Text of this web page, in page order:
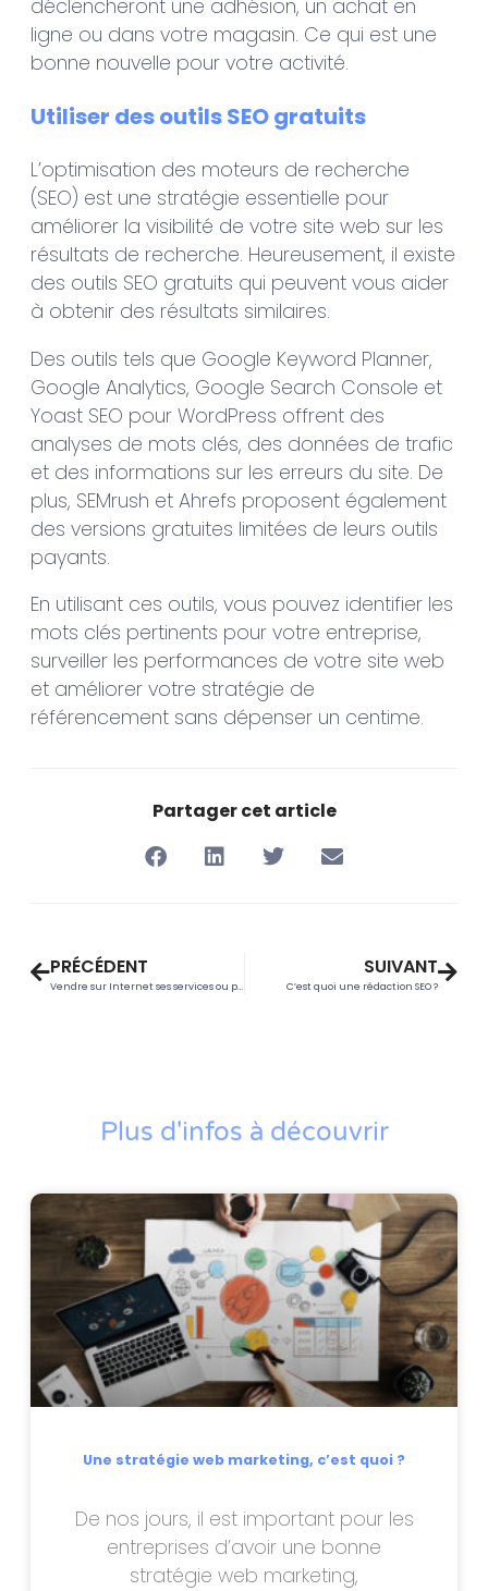
déclencheront une adhésion, un achat en
ligne ou dans votre magasin. Ce qui est une
bonne nouvelle pour votre activité.
Utiliser des outils SEO gratuits
L’optimisation des moteurs de recherche
(SEO) est une stratégie essentielle pour
améliorer la visibilité de votre site web sur les
résultats de recherche. Heureusement, il existe
des outils SEO gratuits qui peuvent vous aider
à obtenir des résultats similaires.
Des outils tels que Google Keyword Planner,
Google Analytics, Google Search Console et
Yoast SEO pour WordPress offrent des
analyses de mots clés, des données de trafic
et des informations sur les erreurs du site. De
plus, SEMrush et Ahrefs proposent également
des versions gratuites limitées de leurs outils
payants.
En utilisant ces outils, vous pouvez identifier les
mots clés pertinents pour votre entreprise,
surveiller les performances de votre site web
et améliorer votre stratégie de
référencement sans dépenser un centime.
Partager cet article
PRÉCÉDENT
Vendre sur Internet ses services ou produits en ligne
SUIVANT
C’est quoi une rédaction SEO ?
Plus d'infos à découvrir
Une stratégie web marketing, c’est quoi ?
De nos jours, il est important pour les
entreprises d’avoir une bonne
stratégie web marketing,